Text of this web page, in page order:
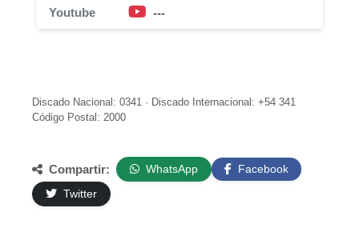
Youtube ---
Discado Nacional: 0341 · Discado Internacional: +54 341
Código Postal: 2000
Compartir: WhatsApp
Facebook
Twitter